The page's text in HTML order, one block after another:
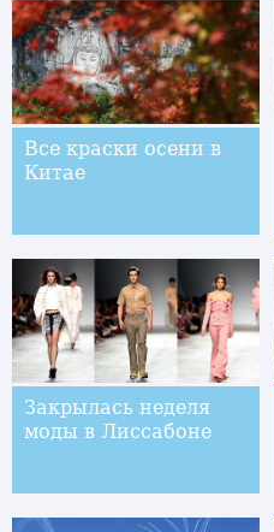
Все краски осени в
Китае
Закрылась неделя
моды в Лиссабоне